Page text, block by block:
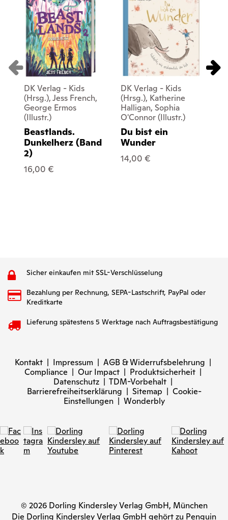
DK Verlag - Kids
(Hrsg.), Jess French,
George Ermos
(Illustr.)
Beastlands.
Dunkelherz (Band
2)
16,00 €
DK Verlag - Kids
(Hrsg.), Katherine
Halligan, Sophia
O'Connor (Illustr.)
Du bist ein
Wunder
14,00 €
Sicher einkaufen mit SSL-Verschlüsselung
Bezahlung per Rechnung, SEPA-Lastschrift, PayPal oder
Kreditkarte
Lieferung spätestens 5 Werktage nach Auftragsbestätigung
Kontakt | Impressum | AGB & Widerrufsbelehrung |
Compliance | Our Impact | Produktsicherheit |
Datenschutz | TDM-Vorbehalt |
Barrierefreiheitserklärung | Sitemap | Cookie-
Einstellungen| Wonderbly
© 2026 Dorling Kindersley Verlag GmbH, München
Die Dorling Kindersley Verlag GmbH gehört zu Penguin